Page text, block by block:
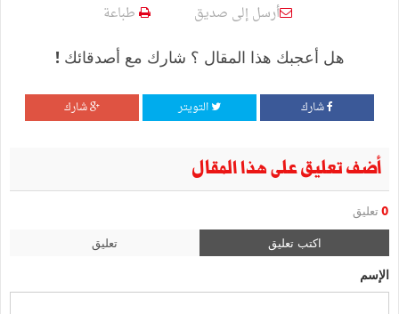
أرسل إلى صديق طباعة
هل أعجبك هذا المقال ؟ شارك مع أصدقائك !
شارك التويتر شارك
أضف تعليق على هذا المقال
0 تعليق
اكتب تعليق تعليق
الإسم